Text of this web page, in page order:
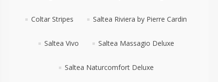
Coltar Stripes Saltea Riviera by Pierre Cardin
Saltea Vivo Saltea Massagio Deluxe
Saltea Naturcomfort Deluxe